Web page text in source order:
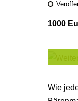
1000
Wie